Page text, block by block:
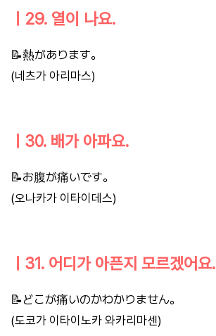
ㅣ29. 열이 나요.
📝熱があります。
(네츠가 아리마스)
ㅣ30. 배가 아파요.
📝お腹が痛いです。
(오나카가 이타이데스)
ㅣ31. 어디가 아픈지 모르겠어요.
📝どこが痛いのかわかりません。
(도코가 이타이노카 와카리마센)